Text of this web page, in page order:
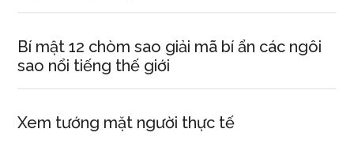
Bí mật 12 chòm sao giải mã bí ẩn các ngôi
sao nổi tiếng thế giới
Xem tướng mặt người thực tế